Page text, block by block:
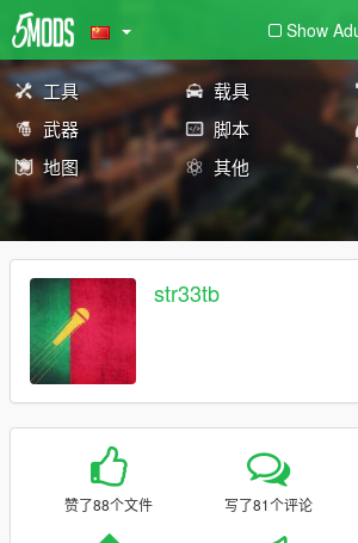
Show
工具 载具
武器
脚本
地图
其他
str33tb
赞了88个文件 写了81个评论